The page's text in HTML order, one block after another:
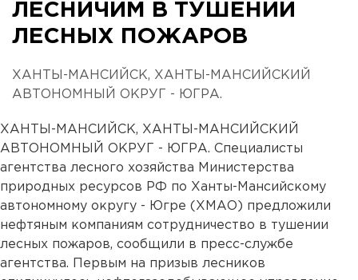
ЛЕСНИЧИМ В ТУШЕНИИ
ЛЕСНЫХ ПОЖАРОВ
ХАНТЫ-МАНСИЙСК, ХАНТЫ-МАНСИЙСКИЙ
АВТОНОМНЫЙ ОКРУГ - ЮГРА.
ХАНТЫ-МАНСИЙСК, ХАНТЫ-МАНСИЙСКИЙ
АВТОНОМНЫЙ ОКРУГ - ЮГРА. Специалисты
агентства лесного хозяйства Министерства
природных ресурсов РФ по Ханты-Мансийскому
автономному округу - Югре (ХМАО) предложили
нефтяным компаниям сотрудничество в тушении
лесных пожаров, сообщили в пресс-службе
агентства. Первым на призыв лесников